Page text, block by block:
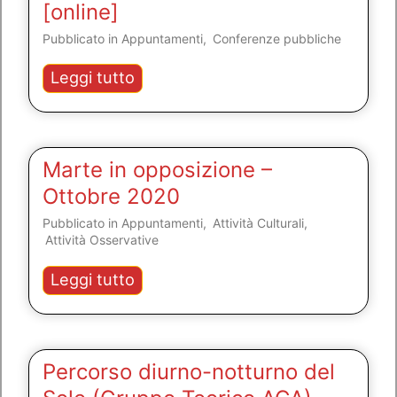
[online]
Pubblicato in Appuntamenti, Conferenze pubbliche
Leggi tutto Il
Mese
Scienza
2020
[online]
Marte in opposizione –
Ottobre 2020
Pubblicato in Appuntamenti, Attività Culturali,
Attività Osservative
Leggi tutto Marte
in
–
Ottobre
2020
Percorso diurno-notturno del